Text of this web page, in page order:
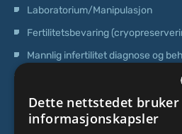
Laboratorium/Manipulasjon
Fertilitetsbevaring
Mannlig infertilitet diagnose og
Genetisk testing
Poliklinisk senter
Dette nettstedet bruker
informasjonskapsler